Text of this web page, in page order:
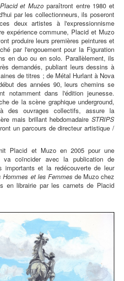
et Muzo paraîtront entre 1980 et
par les collectionneurs, ils poseront
deux artistes à l'expressionnisme
expérience commune, Placid et Muzo
produire leurs premières peintures et
par l'engouement pour la Figuration
en duo ou en solo. Parallèlement, ils
demandés, publiant leurs dessins à
de titres ; de Métal Hurlant à Nova
des années 90, leurs chemins se
notamment dans l'édition jeunesse.
de la scène graphique underground,
des ouvrages collectifs, assure la
mais brillant hebdomadaire STRIPS
un parcours de directeur artistique /
Placid et Muzo en 2005 pour une
va coïncider avec la publication de
importants et la redécouverte de leur
Hommes et les Femmes de Muzo chez
en librairie par les carnets de Placid